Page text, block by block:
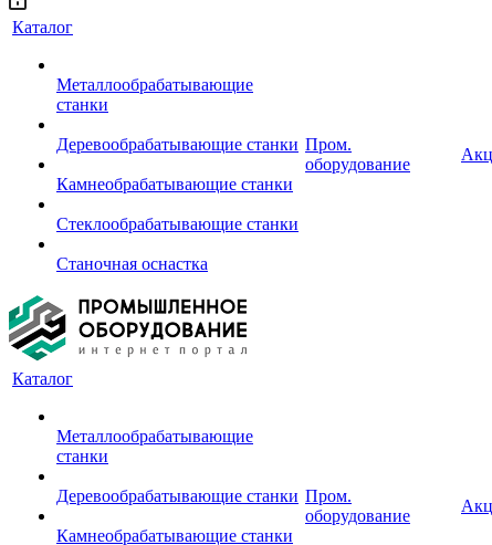
Каталог
Металлообрабатывающие
станки
Деревообрабатывающие станки
Камнеобрабатывающие станки
Стеклообрабатывающие станки
Станочная оснастка
Пром.
оборудование
Каталог
Металлообрабатывающие
станки
Деревообрабатывающие станки
Камнеобрабатывающие станки
Пром.
оборудование